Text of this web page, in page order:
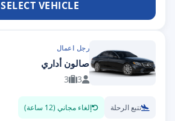
SELECT VEHICLE
رجل اعمال
صالون أداري
3
3
تتبع الرحلة إلغاء مجاني (12 ساعة)